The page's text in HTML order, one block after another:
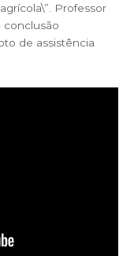
Professor
conclusão
de assistência